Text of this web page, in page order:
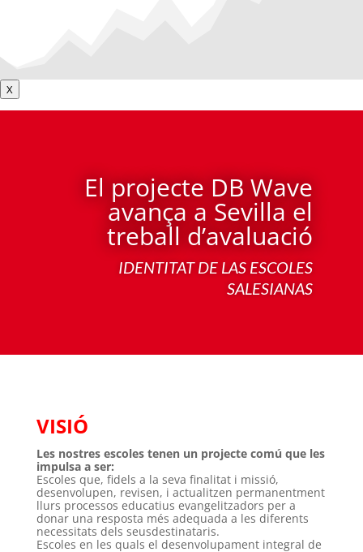
X
El projecte DB Wave
avança a Sevilla el
treball d’avaluació
IDENTITAT DE LAS ESCOLES
SALESIANAS
VISIÓ
Les nostres escoles tenen un projecte comú que les
impulsa a ser:
Escoles que, fidels a la seva finalitat i missió,
desenvolupen, revisen, i actualitzen permanentment
llurs processos educatius evangelitzadors per a
donar una resposta més adequada a les diferents
necessitats dels seusdestinataris.
Escoles en les quals el desenvolupament integral de